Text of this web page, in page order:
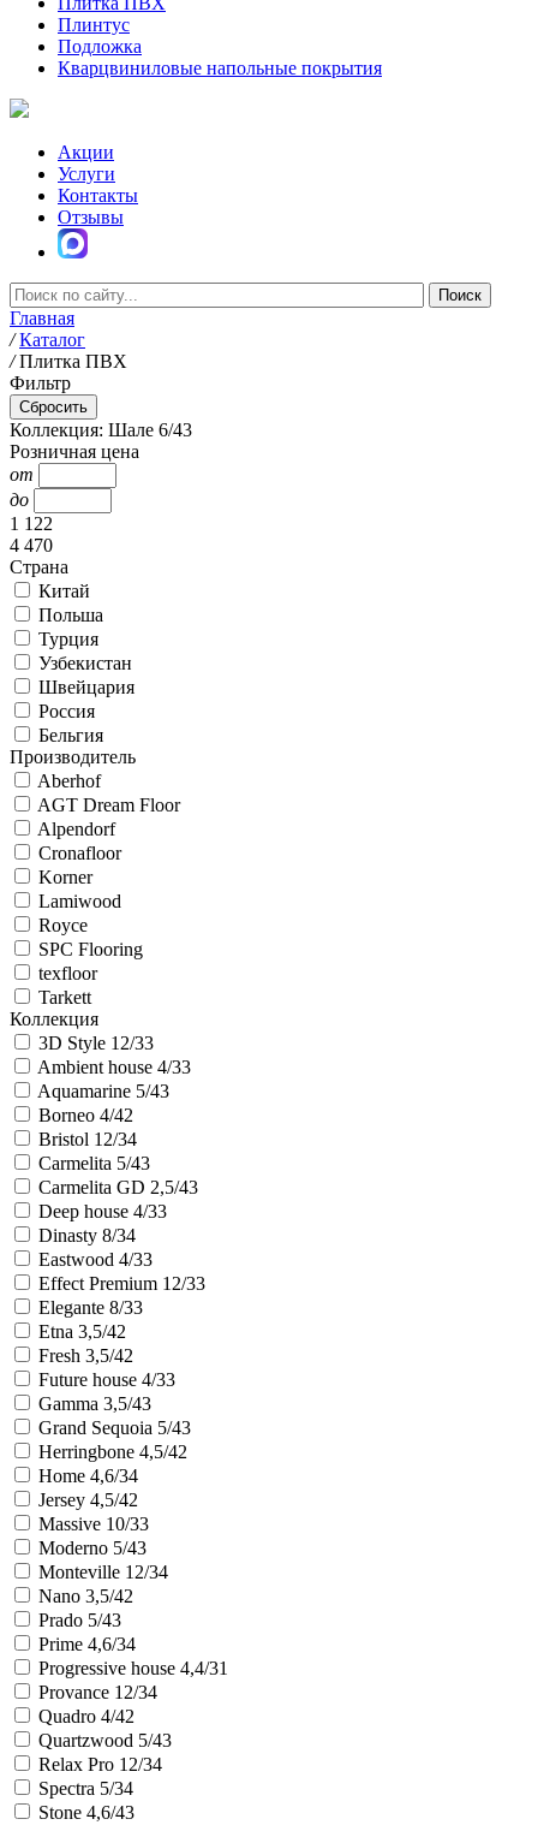
Плинтус
Подложка
Кварцвиниловые напольные покрытия
Акции
Услуги
Контакты
Отзывы
Главная
/ Каталог
/ Плитка ПВХ
Фильтр
Коллекция: Шале 6/43
Розничная цена
от
до
1 122
4 470
Страна
Китай
Польша
Турция
Узбекистан
Швейцария
Россия
Бельгия
Производитель
Aberhof
AGT Dream Floor
Alpendorf
Cronafloor
Korner
Lamiwood
Royce
SPC Flooring
texfloor
Tarkett
Коллекция
3D Style 12/33
Ambient house 4/33
Aquamarine 5/43
Borneo 4/42
Bristol 12/34
Carmelita 5/43
Carmelita GD 2,5/43
Deep house 4/33
Dinasty 8/34
Eastwood 4/33
Effect Premium 12/33
Elegante 8/33
Etna 3,5/42
Fresh 3,5/42
Future house 4/33
Gamma 3,5/43
Grand Sequoia 5/43
Herringbone 4,5/42
Home 4,6/34
Jersey 4,5/42
Massive 10/33
Moderno 5/43
Monteville 12/34
Nano 3,5/42
Prado 5/43
Prime 4,6/34
Progressive house 4,4/31
Provance 12/34
Quadro 4/42
Quartzwood 5/43
Relax Pro 12/34
Spectra 5/34
Stone 4,6/43